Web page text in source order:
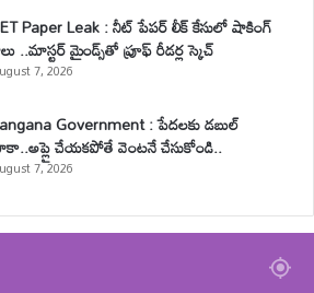
Paper Leak : నీట్ పేపర్ లీక్ కేసులో షాకింగ్
..మాస్టర్ మైండ్స్‌తో ప్రూఫ్ రీడర్ల స్కెచ్
7, 2026
Government : పేదలకు డబుల్
చేయకపోతే వెంటనే చేసుకోండి..
7, 2026